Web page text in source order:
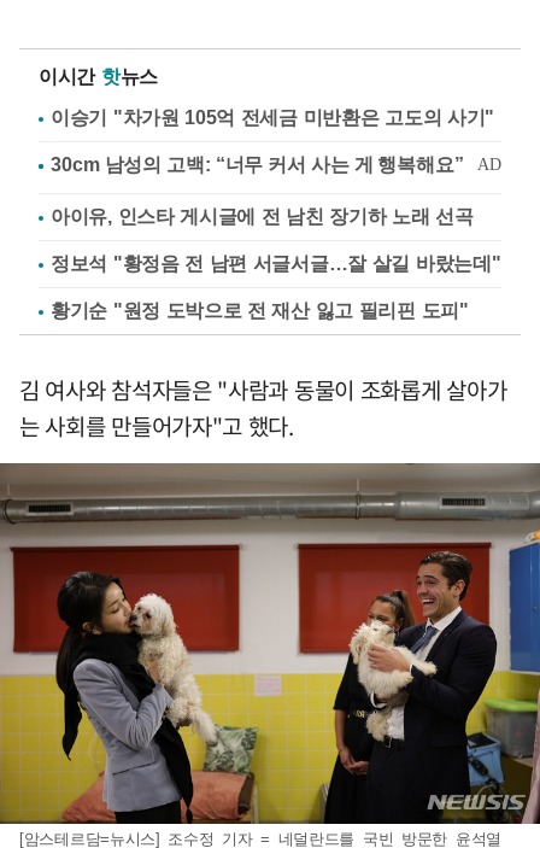
이시간 핫뉴스
이승기 "차가원 105억 전세금 미반환은 고도의 사기"
아이유, 인스타 게시글에 전 남친 장기하 노래 선곡
정보석 "황정음 전 남편 서글서글…잘 살길 바랐는데"
황기순 "원정 도박으로 전 재산 잃고 필리핀 도피"
김 여사와 참석자들은 "사람과 동물이 조화롭게 살아가
는 사회를 만들어가자"고 했다.
[암스테르담=뉴시스] 조수정 기자 = 네덜란드를 국빈 방문한 윤석열